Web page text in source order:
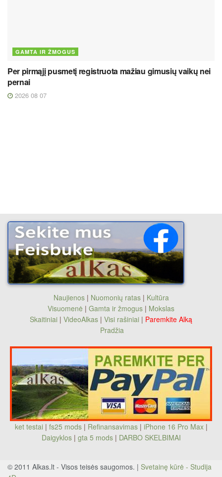
GAMTA IR ŽMOGUS
Per pirmąjį pusmetį registruota mažiau gimusių vaikų nei
pernai
2026 08 07
Naujienos| Nuomonių ratas| Kultūra
Visuomenė | Gamta ir žmogus | Mokslas
Skaitiniai | VideoAlkas | Visi rašiniai | Paremkite Alką
Pradžia
ket testai | fs25 mods| Refinansavimas| iPhone 16 Pro Max|
Daigyklos| gta 5 mods | DARBO SKELBIMAI
© 2011 Alkas.lt - Visos teisės saugomos. | Svetainę kūrė - Studija